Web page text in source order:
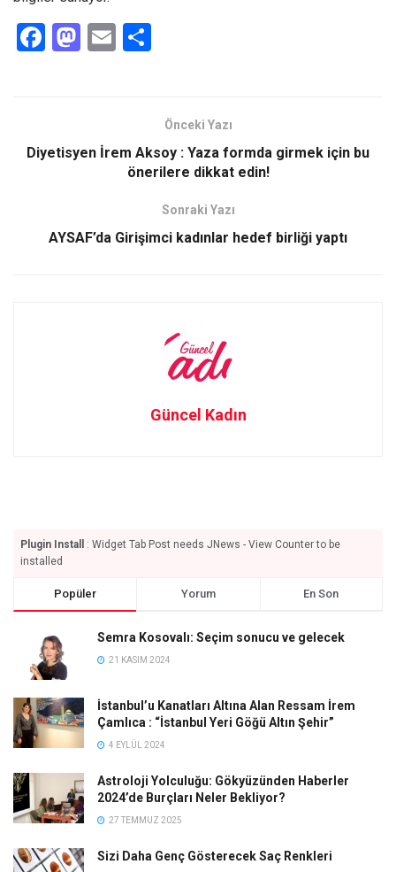
F
o
M
d
E
Önceki Yazı
Diyetisyen İrem Aksoy : Yaza formda girmek için bu
önerilere dikkat edin!
Sonraki Yazı
AYSAF’da Girişimci kadınlar hedef birliği yaptı
Güncel Kadın
Plugin Install
: Widget Tab Post needs JNews - View Counter to be
installed
Popüler Yorum En Son
Semra Kosovalı: Seçim sonucu ve gelecek
21 KASIM 2024
İstanbul’u Kanatları Altına Alan Ressam İrem
Çamlıca : “İstanbul Yeri Göğü Altın Şehir”
4 EYLÜL 2024
Astroloji Yolculuğu: Gökyüzünden Haberler
2024’de Burçları Neler Bekliyor?
27 TEMMUZ 2025
Sizi Daha Genç Gösterecek Saç Renkleri